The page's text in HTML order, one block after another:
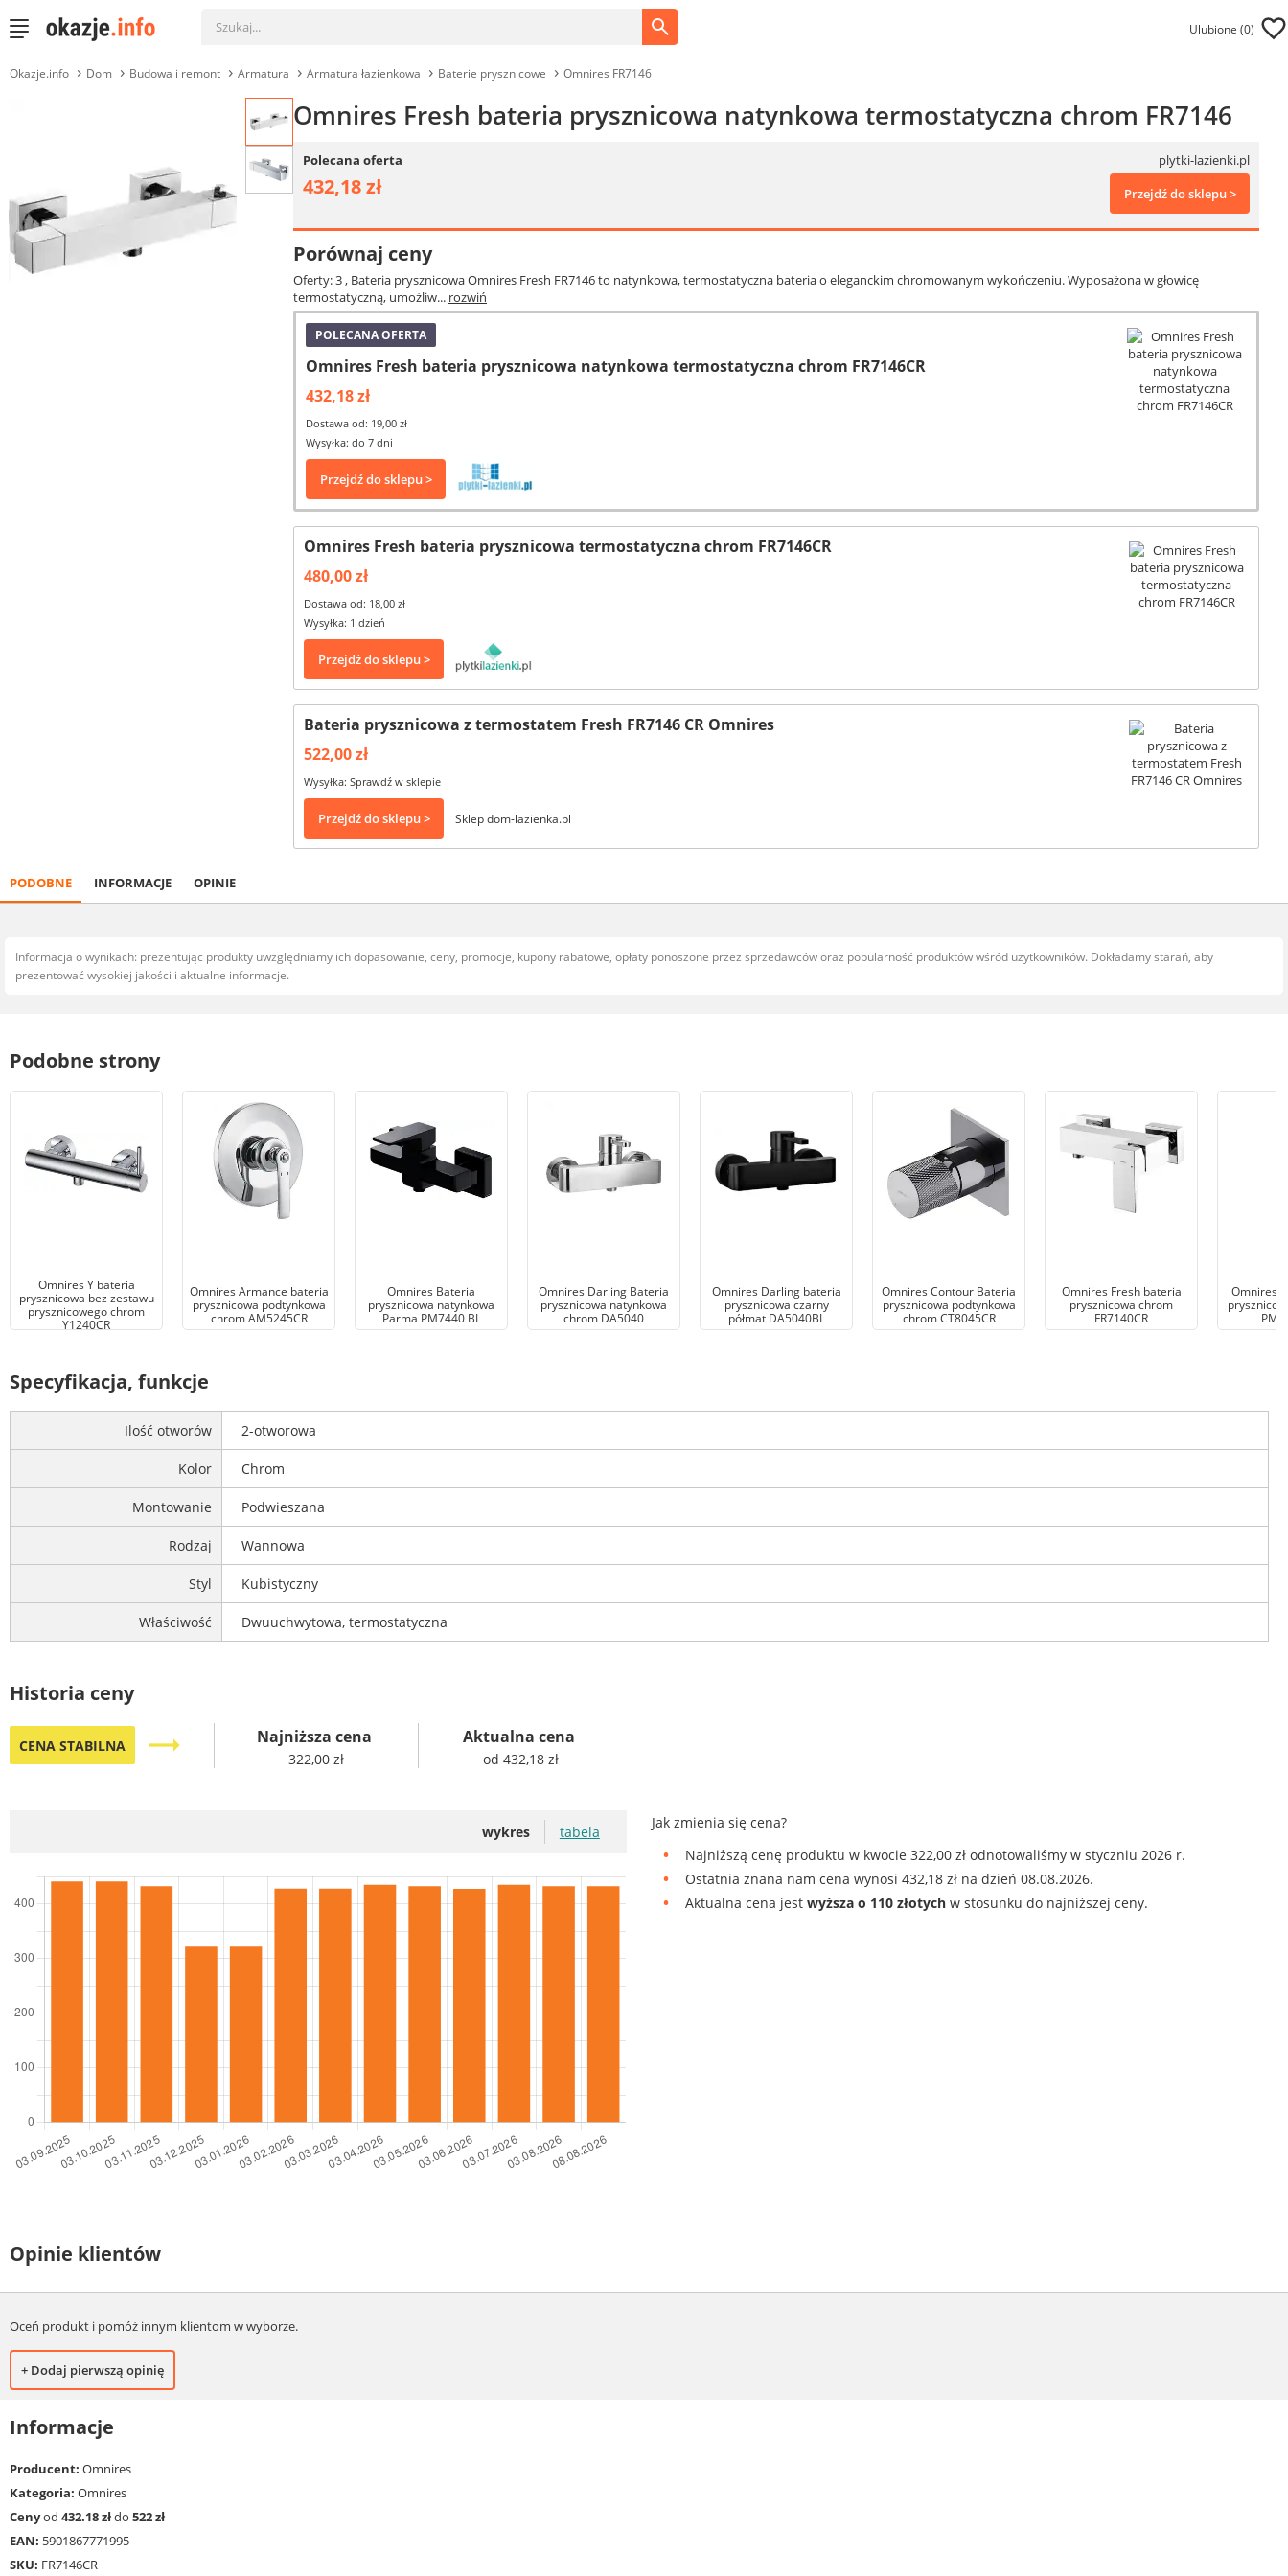
Ulubione (0)
Okazje.info Dom Budowa i remont Armatura Armatura łazienkowa Baterie prysznicowe Omnires FR7146
Omnires Fresh bateria prysznicowa natynkowa termostatyczna chrom FR7146
Polecana oferta plytki-lazienki.pl
432,18 zł Przejdź do sklepu >
Porównaj ceny
Oferty: 3, Bateria prysznicowa Omnires Fresh FR7146 to natynkowa, termostatyczna bateria o eleganckim chromowanym wykończeniu. Wyposażona w głowicę
termostatyczną, umożliw... rozwiń
POLECANA OFERTA
Omnires Fresh bateria prysznicowa natynkowa termostatyczna chrom FR7146CR
432,18 zł
Dostawa od: 19,00 zł
Wysyłka: do 7 dni
Przejdź do sklepu >
Omnires Fresh bateria prysznicowa termostatyczna chrom FR7146CR
480,00 zł
Dostawa od: 18,00 zł
Wysyłka: 1 dzień
Przejdź do sklepu >
Bateria prysznicowa z termostatem Fresh FR7146 CR Omnires
522,00 zł
Wysyłka: Sprawdź w sklepie
Przejdź do sklepu > Sklep dom-lazienka.pl
PODOBNE INFORMACJE OPINIE
Informacja o wynikach: prezentując produkty uwzględniamy ich dopasowanie, ceny, promocje, kupony rabatowe, opłaty ponoszone przez sprzedawców oraz popularność produktów wśród użytkowników. Dokładamy starań, aby
prezentować wysokiej jakości i aktualne informacje.
Podobne strony
Omnires Y bateria
prysznicowa bez zestawu
prysznicowego chrom
Y1240CR
Omnires Armance bateria
prysznicowa podtynkowa
chrom AM5245CR
Omnires Bateria
prysznicowa natynkowa
Parma PM7440 BL
Omnires Darling Bateria
prysznicowa natynkowa
chrom DA5040
Omnires Darling bateria
prysznicowa czarny
półmat DA5040BL
Omnires Contour Bateria
prysznicowa podtynkowa
chrom CT8045CR
Omnires Fresh bateria
prysznicowa chrom
FR7140CR
Omnires
Specyfikacja, funkcje
Ilość otworów 2-otworowa
Kolor Chrom
Montowanie Podwieszana
Rodzaj Wannowa
Styl Kubistyczny
Właściwość Dwuuchwytowa, termostatyczna
Historia ceny
CENA STABILNA trending_flat Najniższa cena
322,00 zł
Aktualna cena
od 432,18 zł
wykres tabela
Jak zmienia się cena?
Najniższą cenę produktu w kwocie 322,00 zł odnotowaliśmy w styczniu 2026 r.
Ostatnia znana nam cena wynosi 432,18 zł na dzień 08.08.2026.
Aktualna cena jestwyższa o 110 złotych w stosunku do najniższej ceny.
Opinie klientów
Oceń produkt i pomóż innym klientom w wyborze.
+ Dodaj pierwszą opinię
Informacje
Producent: Omnires
Kategoria: Omnires
Cenyod 432.18 złdo 522 zł
EAN: 5901867771995
SKU: FR7146CR